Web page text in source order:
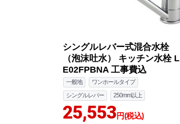
シングルレバー式混合水栓
（泡沫吐水） キッチン水栓 L
E02FPBNA 工事費込
一般地
ワンホールタイプ
シングルレバー
250mm以上
25,553円(税込)